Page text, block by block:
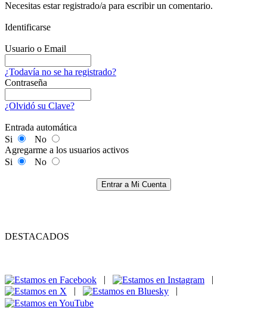
Necesitas estar registrado/a para escribir un comentario.
Identificarse
Usuario o Email
¿Todavía no se ha registrado?
Contraseña
¿Olvidó su Clave?
Entrada automática
Si
No
Agregarme a los usuarios activos
Si
No
Entrar a Mi Cuenta
DESTACADOS
|
|
|
|